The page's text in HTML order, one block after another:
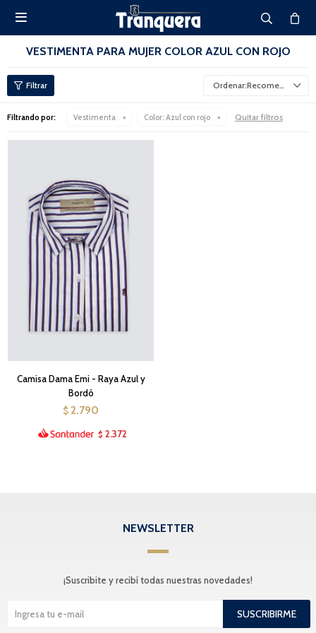

VESTIMENTA PARA MUJER COLOR AZUL CON ROJO
Recomendados
Filtrando por: Vestimenta Color: Azul con rojo Quitar filtros
Camisa Dama Emi - Raya Azul y
Bordó
$ 2.790
$ 2.372
NEWSLETTER
¡Suscribite y recibí todas nuestras novedades!
SUSCRIBIRME